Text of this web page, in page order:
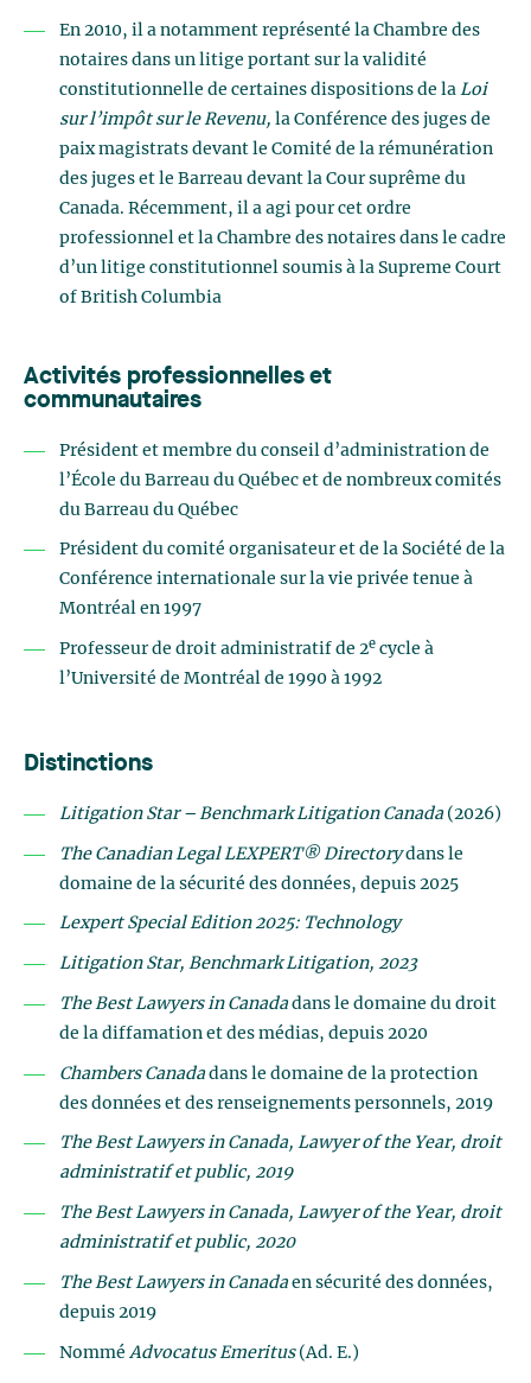
En 2010, il a notamment représenté la Chambre des
notaires dans un litige portant sur la validité
constitutionnelle de certaines dispositions de la Loi
sur l’impôt sur le Revenu, la Conférence des juges de
paix magistrats devant le Comité de la rémunération
des juges et le Barreau devant la Cour suprême du
Canada. Récemment, il a agi pour cet ordre
professionnel et la Chambre des notaires dans le cadre
d’un litige constitutionnel soumis à la Supreme Court
of British Columbia
Activités professionnelles et
communautaires
Président et membre du conseil d’administration de
l’École du Barreau du Québec et de nombreux comités
du Barreau du Québec
Président du comité organisateur et de la Société de la
Conférence internationale sur la vie privée tenue à
Montréal en 1997
Professeur de droit administratif de 2e cycle à
l’Université de Montréal de 1990 à 1992
Distinctions
Litigation Star – Benchmark Litigation Canada(2026)
The Canadian Legal LEXPERT® Directorydans le
domaine de la sécurité des données, depuis 2025
Lexpert Special Edition 2025: Technology
Litigation Star, Benchmark Litigation, 2023
The Best Lawyers in Canadadans le domaine du droit
de la diffamation et des médias, depuis 2020
Chambers Canadadans le domaine de la protection
des données et des renseignements personnels, 2019
TheBest Lawyers in Canada, Lawyer of the Year, droit
administratif et public, 2019
TheBest Lawyers in Canada, Lawyer of the Year, droit
administratif et public, 2020
The Best Lawyers in Canada en sécurité des données,
depuis 2019
Nommé Advocatus Emeritus(Ad. E.)